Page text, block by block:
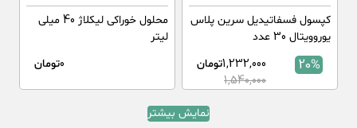
کپسول فسفاتیدیل سرین پلاس
یوروویتال 30 عدد
20%
1,232,000تومان
1,540,000
محلول خوراکی لیکلاژ 40 میلی
لیتر
0تومان
نمایش بیشتر